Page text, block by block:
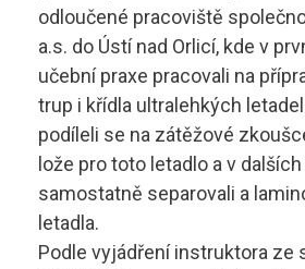
Cukrář
Dopravní a letecký technik
Diagnostik zemědělské
Dopravní technik
Technolog výroby potravin
Studijní materiály
Ceník
Projekt ECDL
Kontakty autoškoly
Skupina B
Bakaláři
Microsoft 365
+420 495 490 328
odloučené pracoviště
a.s. do Ústí nad Orlicí, kde v
učební praxe pracovali na
trup i křídla ultralehkých letadel
podíleli se na zátěžové
lože pro toto letadlo a v
samostatně separovali a
letadla.
Podle vyjádření instruktora ze